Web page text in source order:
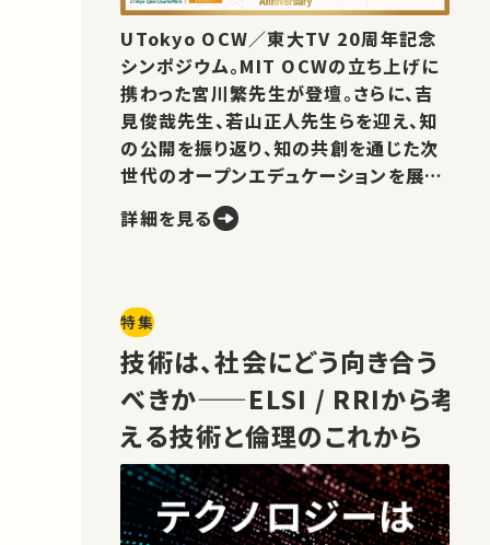
UTokyo OCW／東大TV 20周年記念
シンポジウム。MIT OCWの立ち上げに
携わった宮川繁先生が登壇。さらに、吉
見俊哉先生、若山正人先生らを迎え、知
の公開を振り返り、知の共創を通じた次
世代のオープンエデュケーションを展望
詳細を見る
特集
技術は、社会にどう向き合う
べきか——ELSI / RRIから考
える技術と倫理のこれから